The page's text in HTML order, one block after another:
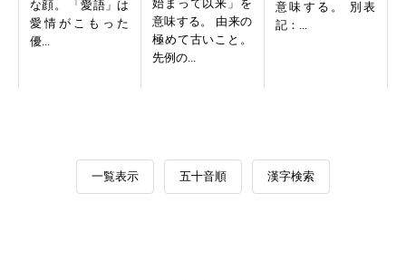
な顔。 「愛語」は
愛情がこもった
優...
始まって以来」を
意味する。 由来の
極めて古いこと。
先例の...
意味する。 別表
記：...
一覧表示 五十音順 漢字検索